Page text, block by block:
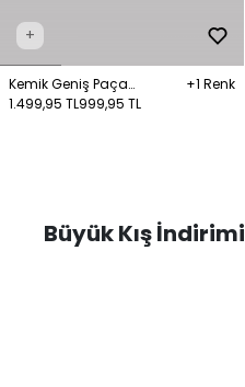
+
Kemik Geniş Paça
Pantolon
+1 Renk
1.499,95 TL999,95 TL
Büyük Kış